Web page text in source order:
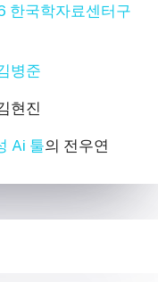
한국학자료센터구
병준
현진
Ai 툴의 전우연